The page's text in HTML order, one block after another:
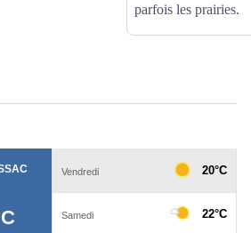
parfois les prairies.